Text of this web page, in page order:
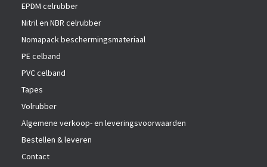
EPDM celrubber
Nitril en NBR celrubber
Nomapack beschermingsmateriaal
PE celband
PVC celband
Tapes
Volrubber
Algemene verkoop- en leveringsvoorwaarden
Bestellen & leveren
Contact